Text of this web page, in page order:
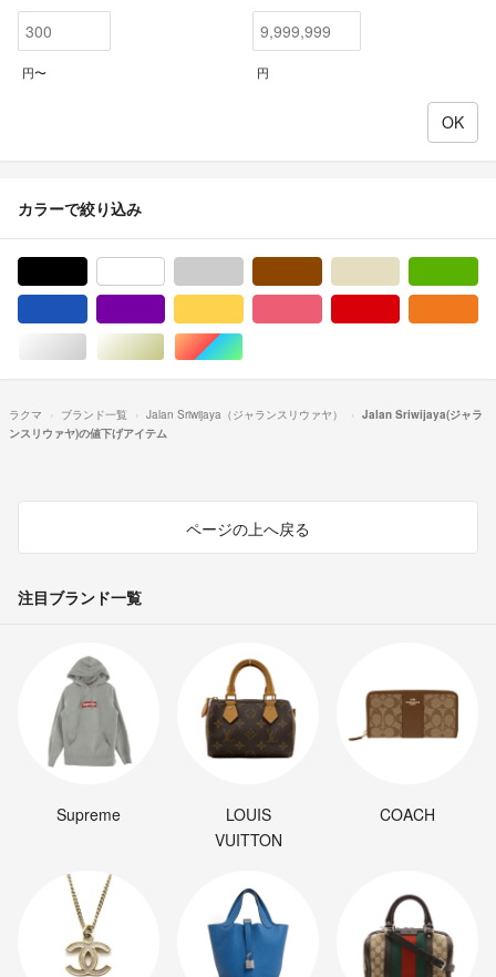
円〜 円
カラーで絞り込み
シルバー/銀色系ゴールド/金色系マルチカラー
ラクマ ブランド一覧 Jalan Sriwijaya（ジャランスリウァヤ）
Jalan Sriwijaya(ジャラ
ンスリウァヤ)の値下げアイテム
ページの上へ戻る
注目ブランド一覧
Supreme
LOUIS
VUITTON
COACH